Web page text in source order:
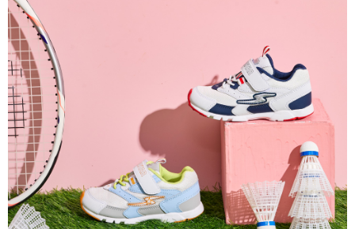
結帳頁面，進行簡訊認證並確認金額後，即可完成結帳。
２．訂單成立數日內，您將收到繳費通知簡訊。
３．收到繳費通知簡訊後14天內，點擊此簡訊中的連結，可透過四大超商／
ATM／網路銀行／等多元方式進行付款，方視為交易完成。
※ 請注意：結帳手續完成當下不需立刻繳費，但若您需要取消訂單，請聯絡
購買商品的店家。未經商家同意取消之訂單仍視為有效，需透過AFTEE先享
後付繳納相關費用。
※ 交易是否成功請以「AFTEE先享後付 」之結帳頁面顯示為準，若有關於
是否繳費成功／繳費後需取消欲退款等相關疑問，請聯繫「AFTEE先享後付
客戶支援中心」
https://netprotections.freshdesk.com/support/home
【注意事項】
１．透過由恩沛科技股份有限公司提供之「AFTEE先享後付」服務完成之交
易，需依本服務之必要範圍內提供個人資料，並將交易相關給付款項請求債
權轉讓予恩沛科技股份有限公司。
２．關於個人資料處理事宜，請瀏覽以下網址：
萊爾富取貨
每筆NT$80，滿NT$1,000(含以上)免運費
7-11取貨
每筆NT$80，滿NT$1,000(含以上)免運費
宅配
每筆NT$80，滿NT$1,000(含以上)免運費